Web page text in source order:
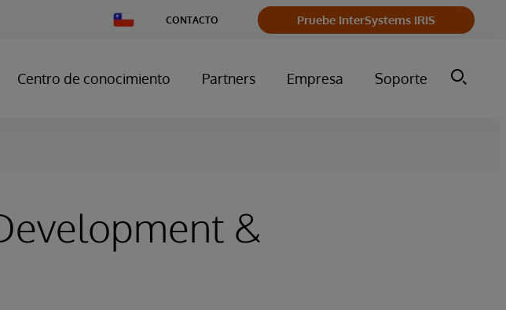
Change
Country
CONTACTO Pruebe InterSystems IRIS
Centro de conocimiento Partners Empresa Soporte
&